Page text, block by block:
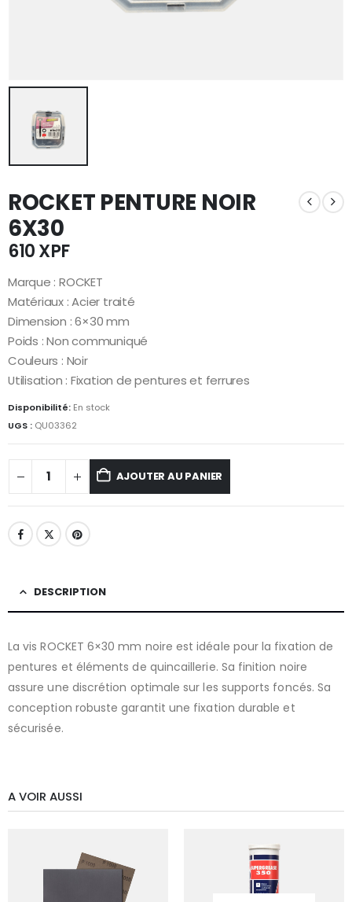
ROCKET PENTURE NOIR
6X30
610XPF
Marque : ROCKET
Matériaux : Acier traité
Dimension : 6×30 mm
Poids : Non communiqué
Couleurs : Noir
Utilisation : Fixation de pentures et ferrures
Disponibilité: En stock
UGS : QU03362
AJOUTER AU PANIER
DESCRIPTION
La vis ROCKET 6×30 mm noire est idéale pour la fixation de
pentures et éléments de quincaillerie. Sa finition noire
assure une discrétion optimale sur les supports foncés. Sa
conception robuste garantit une fixation durable et
sécurisée.
A VOIR AUSSI